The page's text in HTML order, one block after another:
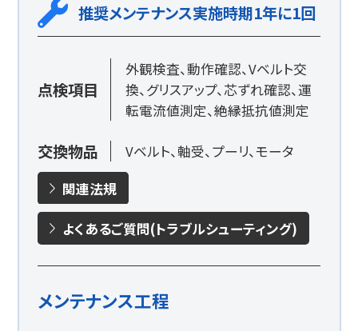
推奨メンテナンス実施時期1年に1回
点検項目
外観検査、動作確認、Vベルト交
換、グリスアップ、芯ずれ確認、運
転電流値測定、絶縁抵抗値測定
交換物品
Vベルト、軸受、プーリ、モータ
関連法規
よくあるご質問(トラブルシューティング)
メンテナンス工程